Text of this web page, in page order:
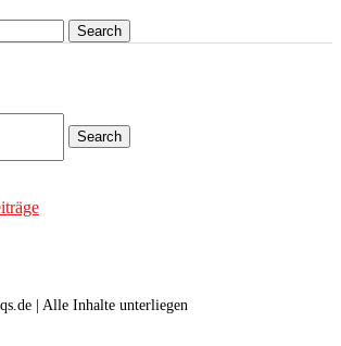
Search
Search
| Alle Inhalte unterliegen